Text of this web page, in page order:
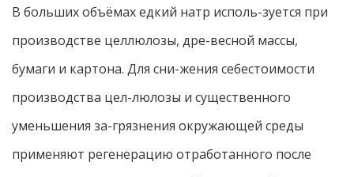
В больших объёмах едкий натр исполь-зуется при
производстве целлюлозы, дре-весной массы,
бумаги и картона. Для сни-жения себестоимости
производства цел-люлозы и существенного
уменьшения за-грязнения окружающей среды
применяют регенерацию отработанного после